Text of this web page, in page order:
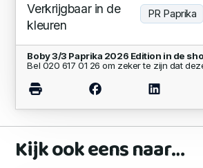
Verkrijgbaar in de
kleuren
PR Paprika
Boby 3/3 Paprika 2026 Edition in de
Bel 020 617 01 26 om zeker te zijn dat
Kijk ook eens naar…